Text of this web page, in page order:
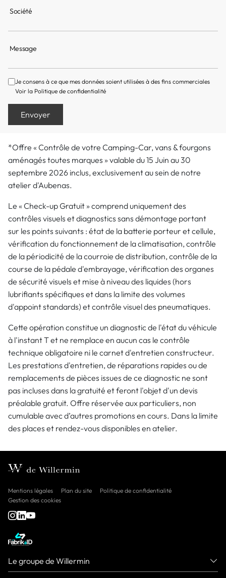
Société
Message
Je consens à ce que mes données soient utilisées à des fins commerciales
Voir la Politique de confidentialité
Envoyer
*Offre « Contrôle de votre Camping-Car, vans & fourgons
aménagés toutes marques » valable du 15 Juin au 30
septembre 2026 inclus, exclusivement au sein de notre
atelier d'Aubenas.
Le « Check-up Gratuit » comprend uniquement des
contrôles visuels et diagnostics sans démontage portant
sur les points suivants : état de la batterie porteur et cellule,
vérification du fonctionnement de la climatisation, contrôle
de la périodicité de la courroie de distribution, contrôle de la
course de la pédale d'embrayage, vérification des organes
de sécurité visuels et mise à niveau des liquides (hors
lubrifiants spécifiques et dans la limite des volumes
d'appoint standards) et contrôle visuel des pneumatiques.
Cette opération constitue un diagnostic de l'état du véhicule
à l'instant T et ne remplace en aucun cas le contrôle
technique obligatoire ni le carnet d'entretien constructeur.
Les prestations d'entretien, de réparations rapides ou de
remplacements de pièces issues de ce diagnostic ne sont
pas incluses dans la gratuité et feront l'objet d'un devis
préalable gratuit. Offre réservée aux particuliers, non
cumulable avec d’autres promotions en cours. Dans la limite
des places et rendez-vous disponibles en atelier.
Mentions légales Plan du site
Politique de confidentialité
Gestion des cookies
Le groupe de Willermin